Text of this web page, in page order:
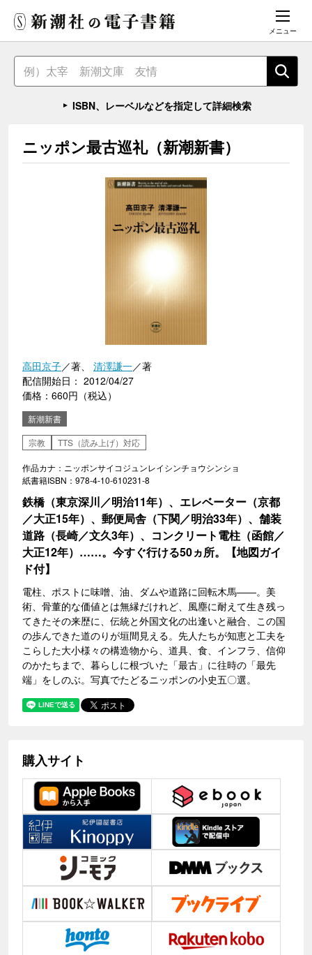
メニュー
ISBN、レーベルなどを指定して詳細検索
ニッポン最古巡礼（新潮新書）
高田京子／著、 清澤謙一／著
配信開始日： 2012/04/27
価格：660円（税込）
新潮新書
宗教
TTS（読み上げ）対応
作品カナ：ニッポンサイコジュンレイシンチョウシンショ
紙書籍ISBN：978-4-10-610231-8
鉄橋（東京深川／明治11年）、エレベーター（京都
／大正15年）、郵便局舎（下関／明治33年）、舗装
道路（長崎／文久3年）、コンクリート電柱（函館／
大正12年）……。今すぐ行ける50ヵ所。【地図ガイ
ド付】
電柱、ポストに味噌、油、ダムや道路に回転木馬――。美
術、骨董的な価値とは無縁だけれど、風塵に耐えて生き残っ
てきたその来歴に、伝統と外国文化の出逢いと融合、この国
の歩んできた道のりが垣間見える。先人たちが知恵と工夫を
こらした大小様々の構造物から、道具、食、インフラ、信仰
のかたちまで、暮らしに根づいた「最古」に往時の「最先
端」をしのぶ。写真でたどるニッポンの小史五〇選。
購入サイト